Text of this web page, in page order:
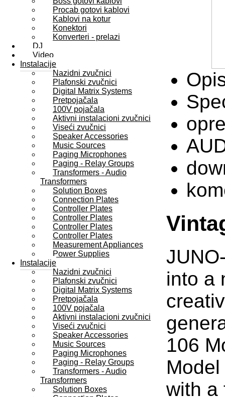
Procab gotovi kablovi
Kablovi na kotur
Konektori
Konverteri - prelazi
DJ
Video
Instalacije
Nazidni zvučnici
Plafonski zvučnici
Digital Matrix Systems
Pretpojačala
100V pojačala
Aktivni instalacioni zvučnici
Viseći zvučnici
Speaker Accessories
Music Sources
Paging Microphones
Paging - Relay Groups
Transformers - Audio
Transformers
Solution Boxes
Connection Plates
Controller Plates
Controller Plates
Controller Plates
Controller Plates
Measurement Appliances
Power Supplies
Instalacije
Nazidni zvučnici
Plafonski zvučnici
Digital Matrix Systems
Pretpojačala
100V pojačala
Aktivni instalacioni zvučnici
Viseći zvučnici
Speaker Accessories
Music Sources
Paging Microphones
Paging - Relay Groups
Transformers - Audio
Transformers
Solution Boxes
into a
106
with a